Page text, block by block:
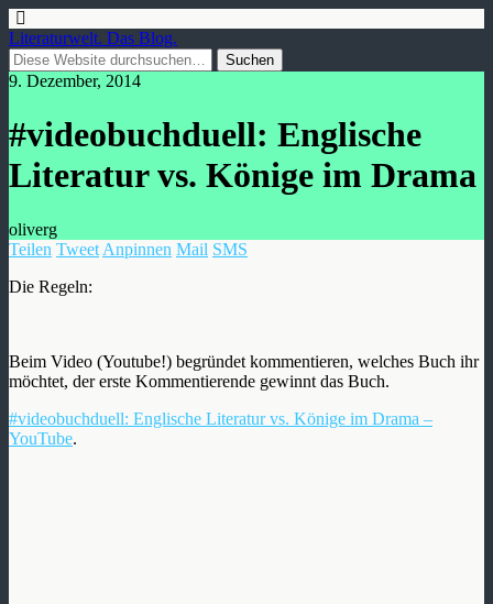
Literaturwelt. Das Blog.
9. Dezember, 2014
#videobuchduell: Englische
Literatur vs. Könige im Drama
oliverg
Teilen Tweet Anpinnen Mail SMS
Die Regeln:
Beim Video (Youtube!) begründet kommentieren, welches Buch ihr
möchtet, der erste Kommentierende gewinnt das Buch.
#videobuchduell: Englische Literatur vs. Könige im Drama –
YouTube.